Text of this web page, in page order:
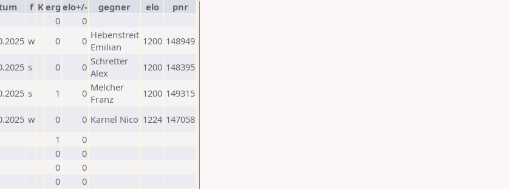
f Kerg elo+/- gegner elo
pnr
0
0
w 0 0 Hebenstreit
Emilian
1200 148949
s 0 0 Schretter
Alex
1200 148395
s 1 0 Melcher
Franz
1200 149315
w 0 0 Karnel Nico 1224 147058
1
0
0
0
0
0
0 0